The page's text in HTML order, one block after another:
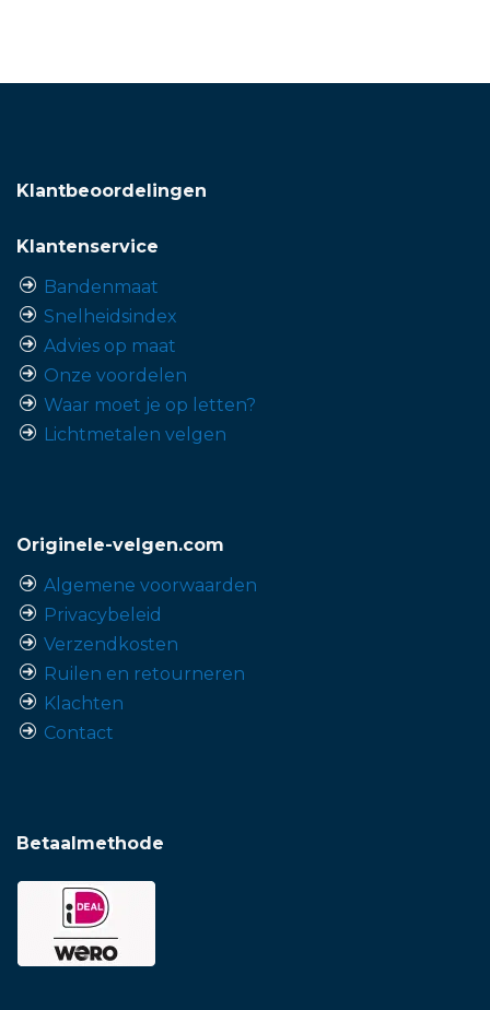
Klantbeoordelingen
Klantenservice
Bandenmaat
Snelheidsindex
Advies op maat
Onze voordelen
Waar moet je op letten?
Lichtmetalen velgen
Originele-velgen.com
Algemene voorwaarden
Privacybeleid
Verzendkosten
Ruilen en retourneren
Klachten
Contact
Betaalmethode